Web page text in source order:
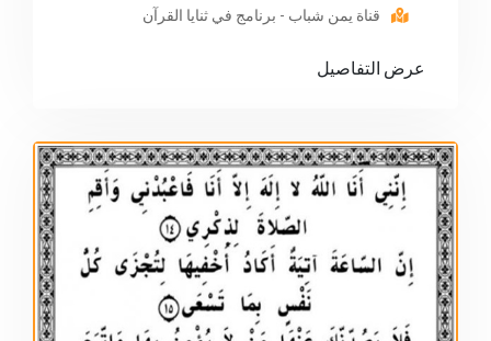
قناة يمن شباب - برنامج في ثنايا القرآن
عرض التفاصيل